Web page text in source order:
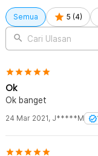
Semua 5 (4)
Cari Ulasan
Ok
Ok banget
24 Mar 2021, J*****M